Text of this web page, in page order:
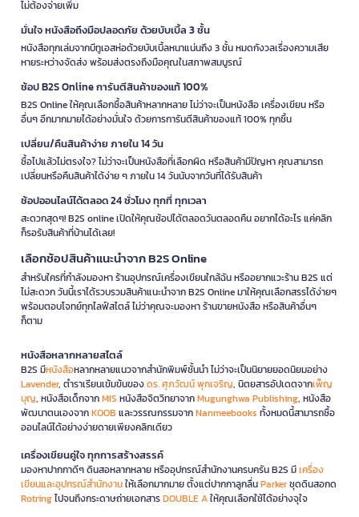
ไม่ต้องจ่ายเพิ่ม
มั่นใจ หนังสือถึงมือปลอดภัย ด้วยบับเบิ้ล 3 ชั้น
หนังสือทุกเล่มจากบีทูเอสห่อด้วยบับเบิ้ลหนาแน่นถึง 3 ชั้น หมดกังวลเรื่องความเสีย
หายระหว่างจัดส่ง พร้อมส่งตรงถึงมือคุณในสภาพสมบูรณ์
ช้อป B2S Online การันตีสินค้าของแท้ 100%
B2S Online ให้คุณเลือกซื้อสินค้าหลากหลาย ไม่ว่าจะเป็นหนังสือ เครื่องเขียน หรือ
อื่นๆ อีกมากมายได้อย่างมั่นใจ ด้วยการการันตีสินค้าของแท้ 100% ทุกชิ้น
เปลี่ยน/คืนสินค้าง่าย ภายใน 14 วัน
ซื้อไปแล้วไม่ตรงใจ? ไม่ว่าจะเป็นหนังสือที่เลือกผิด หรือสินค้ามีปัญหา คุณสามารถ
เปลี่ยนหรือคืนสินค้าได้ง่าย ๆ ภายใน 14 วันนับจากวันที่ได้รับสินค้า
ช้อปออนไลน์ได้ตลอด 24 ชั่วโมง ทุกที่ ทุกเวลา
สะดวกสุดๆ! B2S online เปิดให้คุณช้อปได้ตลอดวันตลอดคืน อยากได้อะไร แค่คลิก
ก็รอรับสินค้าที่บ้านได้เลย!
เลือกช้อปสินค้าแนะนำจาก B2S Online
สำหรับใครที่กำลังมองหา ร้านอุปกรณ์เครื่องเขียนใกล้ฉัน หรืออยากแวะร้าน B2S แต่
ไม่สะดวก วันนี้เราได้รวบรวมสินค้าแนะนำจาก B2S Online มาให้คุณเลือกสรรได้ง่ายๆ
พร้อมตอบโจทย์ทุกไลฟ์สไตล์ ไม่ว่าคุณจะมองหา ร้านขายหนังสือ หรือสินค้าอื่นๆ
ก็ตาม
หนังสือหลากหลายสไตล์
B2S มีหนังสือหลากหลายแนวจากสำนักพิมพ์ชั้นนำ ไม่ว่าจะเป็นนิยายยอดนิยมอย่าง
Lavender, ตำราเรียนเข้มข้นของดร. ศุภวัฒน์ พุกเจริญ, นิตยสารอัปเดตจากเพ็ญ
บุญ, หนังสือเด็กจากMIS หนังสือจิตวิทยาจากMugunghwa Publishing, หนังสือ
พัฒนาตนเองจากKOOB และวรรณกรรมจากNanmeebooks ทั้งหมดนี้สามารถซื้อ
ออนไลน์ได้อย่างง่ายดายเพียงคลิกเดียว
เครื่องเขียนคู่ใจ ทุกการสร้างสรรค์
มองหาปากกาดีๆ ดินสอหลากหลาย หรืออุปกรณ์สำนักงานครบครัน B2S มีเครื่อง
เขียนและอุปกรณ์สำนักงานให้เลือกมากมาย ตั้งแต่ปากกาลูกลื่นParkerชุดดินสอกด
Rotringไปจนถึงกระดาษถ่ายเอกสารDOUBLE Aให้คุณเลือกใช้ได้อย่างจุใจ